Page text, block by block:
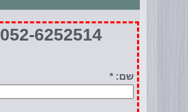
052-6252514
שם: *